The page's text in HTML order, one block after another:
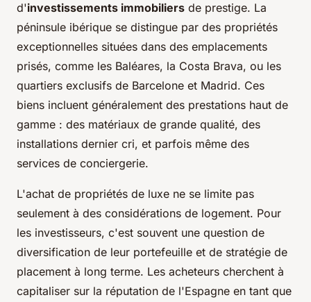
d'investissements immobiliers de prestige. La
péninsule ibérique se distingue par des propriétés
exceptionnelles situées dans des emplacements
prisés, comme les Baléares, la Costa Brava, ou les
quartiers exclusifs de Barcelone et Madrid. Ces
biens incluent généralement des prestations haut de
gamme : des matériaux de grande qualité, des
installations dernier cri, et parfois même des
services de conciergerie.
L'achat de propriétés de luxe ne se limite pas
seulement à des considérations de logement. Pour
les investisseurs, c'est souvent une question de
diversification de leur portefeuille et de stratégie de
placement à long terme. Les acheteurs cherchent à
capitaliser sur la réputation de l'Espagne en tant que